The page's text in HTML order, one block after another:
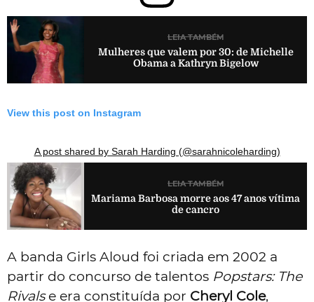
LEIA TAMBÉM
Mulheres que valem por 30: de Michelle
Obama a Kathryn Bigelow
View this post on Instagram
A post shared by Sarah Harding (@sarahnicoleharding)
LEIA TAMBÉM
Mariama Barbosa morre aos 47 anos vítima
de cancro
A banda Girls Aloud foi criada em 2002 a
partir do concurso de talentos Popstars: The
Rivalse era constituída por Cheryl Cole,